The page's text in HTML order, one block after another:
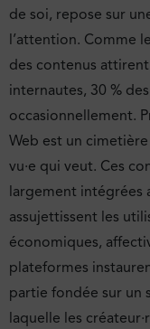
de soi, repose sur
l’attention. Comme
des contenus
internautes, 30 %
occasionnellement.
Web est un cimetière
vu·e qui veut. Ces
largement intégrées
assujettissent les
économiques,
plateformes
partie fondée sur un
laquelle les